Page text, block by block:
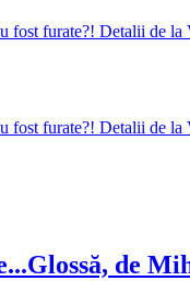
fost furate?! Detalii de
fost furate?! Detalii de
de